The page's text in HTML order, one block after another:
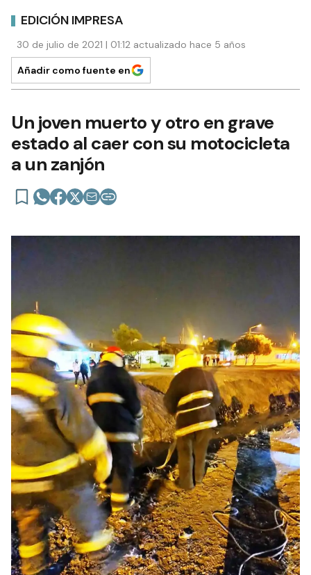
EDICIÓN IMPRESA
30 de julio de 2021 | 01:12 actualizado hace 5 años
Añadir como fuente en
Un joven muerto y otro en grave
estado al caer con su motocicleta
a un zanjón